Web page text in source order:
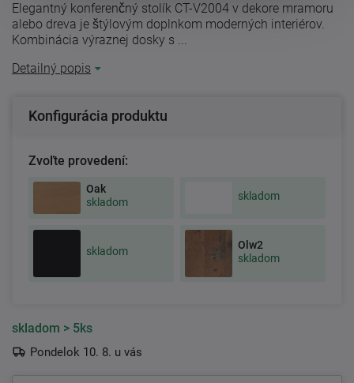
Elegantný konferenčný stolík CT-V2004 v dekore mramoru
alebo dreva je štýlovým doplnkom moderných interiérov.
Kombinácia výraznej dosky s ...
Detailný popis
Konfigurácia produktu
Zvoľte provedení:
Oak
skladom
skladom
skladom
Olw2
skladom
skladom > 5ks
Pondelok 10. 8. u vás